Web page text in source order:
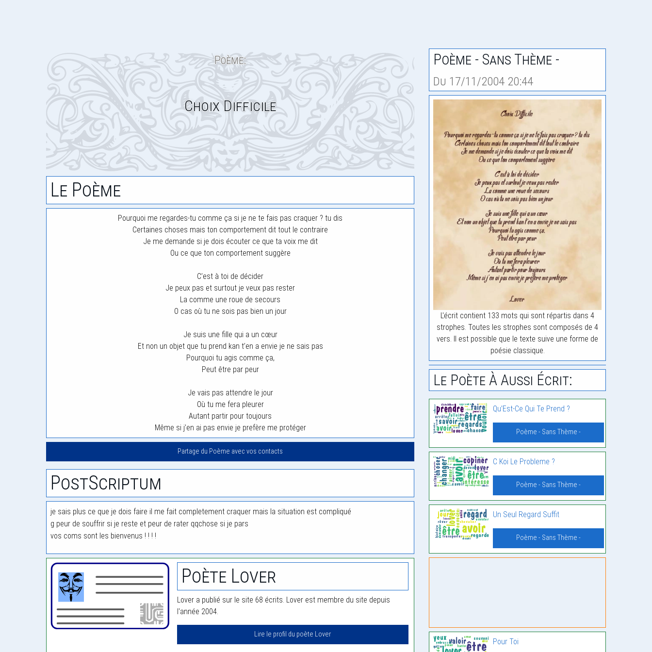
Poème:
Choix Difficile
Le Poème
Pourquoi me regardes-tu comme ça si je ne te fais pas craquer ? tu dis
Certaines choses mais ton comportement dit tout le contraire
Je me demande si je dois écouter ce que ta voix me dit
Ou ce que ton comportement suggère
C’est à toi de décider
Je peux pas et surtout je veux pas rester
La comme une roue de secours
O cas où tu ne sois pas bien un jour
Je suis une fille qui a un cœur
Et non un objet que tu prend kan t’en a envie je ne sais pas
Pourquoi tu agis comme ça,
Peut être par peur
Je vais pas attendre le jour
Où tu me fera pleurer
Autant partir pour toujours
Même si j’en ai pas envie je prefère me protéger
Partage du Poème avec vos contacts
PostScriptum
je sais plus ce que je dois faire il me fait completement craquer mais la situation est compliqué
g peur de souffrir si je reste et peur de rater qqchose si je pars
vos coms sont les bienvenus ! ! ! !
Poète Lover
Lover a publié sur le site 68 écrits. Lover est membre du site depuis
l'année 2004.
Lire le profil du poète Lover
Poème - Sans Thème -
Du 17/11/2004 20:44
L'écrit contient 133 mots qui sont répartis dans 4
strophes. Toutes les strophes sont composés de 4
vers. Il est possible que le texte suive une forme de
poésie classique.
Le Poète À Aussi Écrit:
Qu’Est-Ce Qui Te Prend ?
Poème - Sans Thème -
C Koi Le Probleme ?
Poème - Sans Thème -
Un Seul Regard Suffit
Poème - Sans Thème -
Pour Toi